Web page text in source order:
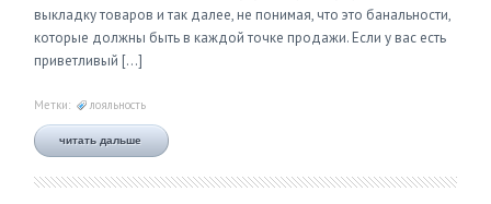
выкладку товаров и так далее, не понимая, что это банальности,
которые должны быть в каждой точке продажи. Если у вас есть
приветливый […]
Метки: лояльность
читать дальше